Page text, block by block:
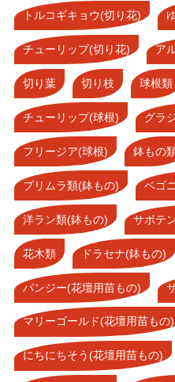
トルコギキョウ(切り花)
チューリップ(切り花) ア
切り葉 切り枝 球根類
チューリップ(球根) グラ
フリージア(球根) 鉢もの
プリムラ類(鉢もの) ベゴ
洋ラン類(鉢もの) サボテ
花木類 ドラセナ(鉢もの)
パンジー(花壇用苗もの)
マリーゴールド(花壇用苗もの)
にちにちそう(花壇用苗もの)